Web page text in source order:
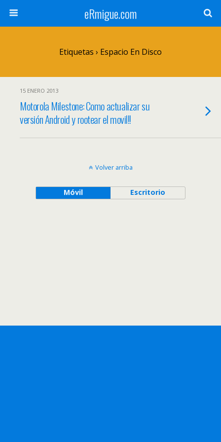
eRmigue.com
Etiquetas › Espacio En Disco
15 ENERO 2013
Motorola Milestone: Como actualizar su
versión Android y rootear el movil!!
Volver arriba
Móvil Escritorio